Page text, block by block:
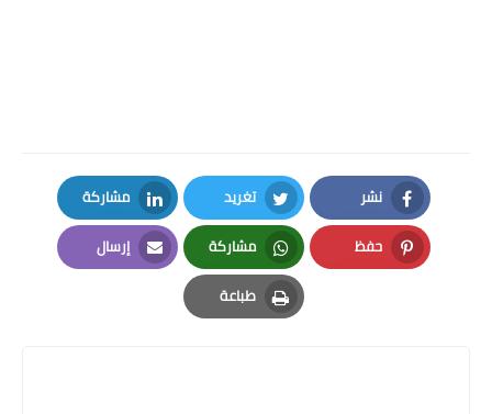
نشر
Facebook
تغريد
Twitter
مشاركة
LinkedIn
حفظ
Pinterest
مشاركة
Whatsapp
إرسال
Email
طباعة
Print